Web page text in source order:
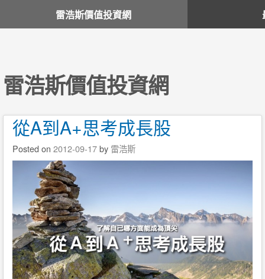
雷浩斯價值投資網
雷浩斯價值投資網
從A到A+思考成長股
Posted on 2012-09-17by 雷浩斯